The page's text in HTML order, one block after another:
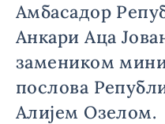
Амбасадор
Анкари Аца
замеником
послова
Алијем Озелом.